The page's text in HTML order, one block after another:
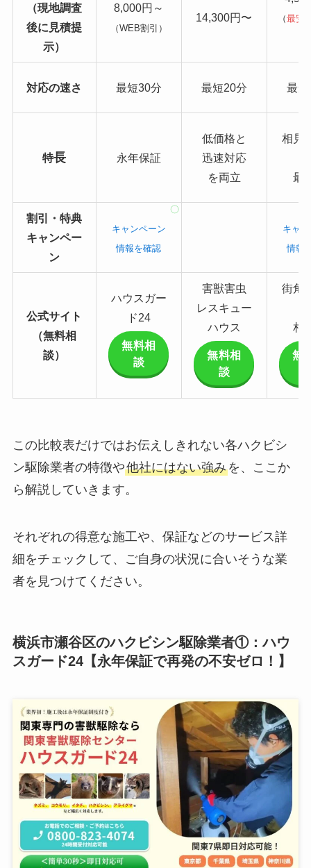
（現地調査
後に見積提
示）
8,000円～
（WEB割引）
14,300円〜 （最安
対応の速さ 最短30分 最短20分 最
特長 永年保証
低価格と
迅速対応
を両立
相見
最
割引・特典
キャンペー
ン
キャンペーン
情報を確認
キャ
情報
公式サイト
（無料相
談）
ハウスガー
ド24
無料相
談
害獣害虫
レスキュー
ハウス
無料相
談
街角
相
無
この比較表だけではお伝えしきれない各ハクビシ
ン駆除業者の特徴や他社にはない強みを、ここか
ら解説していきます。
それぞれの得意な施工や、保証などのサービス詳
細をチェックして、ご自身の状況に合いそうな業
者を見つけてください。
横浜市瀬谷区のハクビシン駆除業者①：ハウ
スガード24【永年保証で再発の不安ゼロ！】